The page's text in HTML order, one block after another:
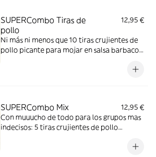
SUPERCombo Tiras de
pollo
12,95 €
Ni más ni menos que 10 tiras crujientes de
pollo picante para mojar en salsa barbacoa
de solomillos de pollo, tiernos y sabrosos,
SUPERCombo Mix
12,95 €
Con muuucho de todo para los grupos mas
indecisos: 5 tiras crujientes de pollo
acompañadas con salsa barbacoa y miel y